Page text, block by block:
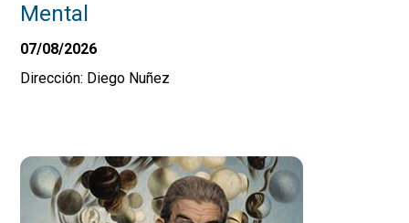
Mental
07/08/2026
Dirección: Diego Nuñez